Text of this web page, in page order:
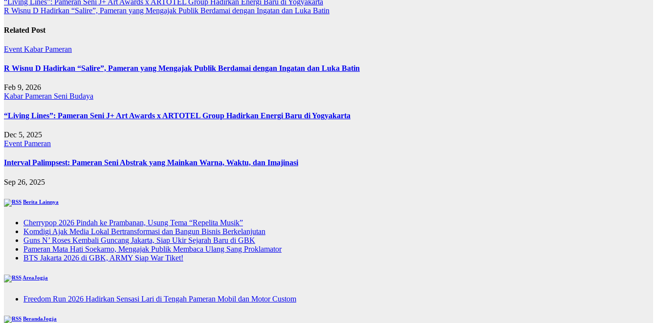
“Living Lines”: Pameran Seni J+ Art Awards x ARTOTEL Group Hadirkan Energi Baru di Yogyakarta
R Wisnu D Hadirkan “Salire”, Pameran yang Mengajak Publik Berdamai dengan Ingatan dan Luka Batin
Related Post
Event KabarPameran
R Wisnu D Hadirkan “Salire”, Pameran yang Mengajak Publik Berdamai dengan Ingatan dan Luka Batin
Feb 9, 2026
KabarPameran Seni Budaya
“Living Lines”: Pameran Seni J+ Art Awards x ARTOTEL Group Hadirkan Energi Baru di Yogyakarta
Dec 5, 2025
Event Pameran
Interval Palimpsest: Pameran Seni Abstrak yang Mainkan Warna, Waktu, dan Imajinasi
Sep 26, 2025
Berita Lainnya
Cherrypop 2026 Pindah ke Prambanan, Usung Tema “Repelita Musik”
Komdigi Ajak Media Lokal Bertransformasi dan Bangun Bisnis Berkelanjutan
Guns N’ Roses Kembali Guncang Jakarta, Siap Ukir Sejarah Baru di GBK
Pameran Mata Hati Soekarno, Mengajak Publik Membaca Ulang Sang Proklamator
BTS Jakarta 2026 di GBK, ARMY Siap War Tiket!
AreaJogja
Freedom Run 2026 Hadirkan Sensasi Lari di Tengah Pameran Mobil dan Motor Custom
BerandaJogja